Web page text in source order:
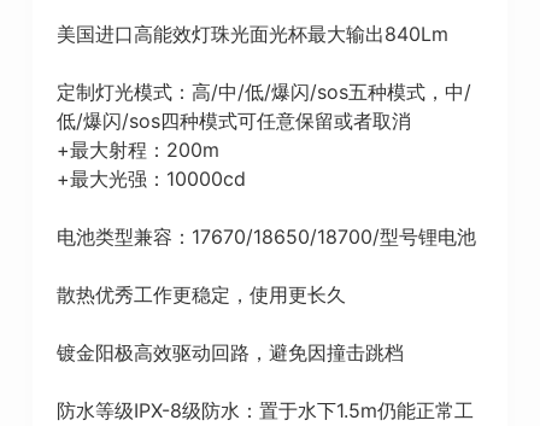
美国进口高能效灯珠光面光杯最大输出840Lm
定制灯光模式：高/中/低/爆闪/sos五种模式，中/
低/爆闪/sos四种模式可任意保留或者取消
+最大射程：200m
+最大光强：10000cd
电池类型兼容：17670/18650/18700/型号锂电池
散热优秀工作更稳定，使用更长久
镀金阳极高效驱动回路，避免因撞击跳档
防水等级IPX-8级防水：置于水下1.5m仍能正常工